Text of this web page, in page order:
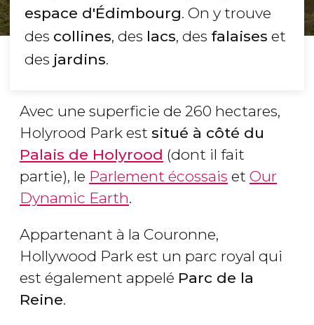
espace d'Édimbourg. On y trouve
des collines, des lacs, des falaises et
des jardins.
Avec une superficie de 260 hectares,
Holyrood Park est situé à côté du
Palais de Holyrood (dont il fait
partie), le Parlement écossais et Our
Dynamic Earth.
Appartenant à la Couronne,
Hollywood Park est un parc royal qui
est également appelé Parc de la
Reine.